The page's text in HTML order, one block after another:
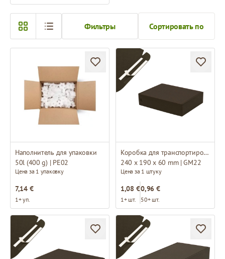
Сортировать по
Фильтры
Наполнитель для упаковки
50l (400 g) | PE02
Цена за 1 упаковку
7,14 €
1+ уп.
Коробка для транспортировки
240 x 190 x 60 mm | GM22
Цена за 1 штуку
1,08 €
1+ шт.
0,96 €
50+ шт.